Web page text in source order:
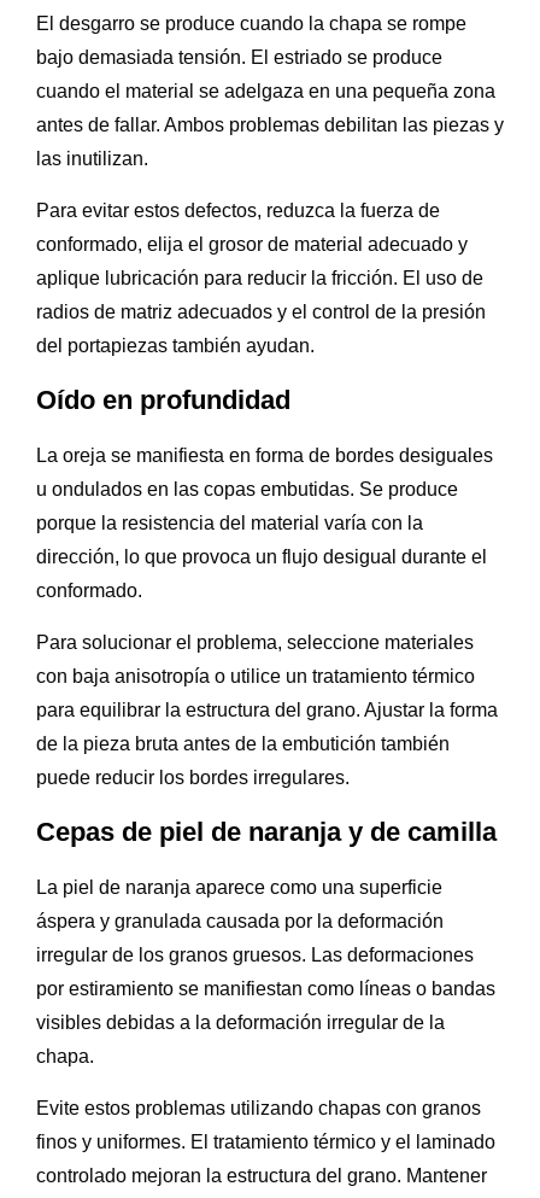
El desgarro se produce cuando la chapa se rompe
bajo demasiada tensión. El estriado se produce
cuando el material se adelgaza en una pequeña zona
antes de fallar. Ambos problemas debilitan las piezas y
las inutilizan.
Para evitar estos defectos, reduzca la fuerza de
conformado, elija el grosor de material adecuado y
aplique lubricación para reducir la fricción. El uso de
radios de matriz adecuados y el control de la presión
del portapiezas también ayudan.
Oído en profundidad
La oreja se manifiesta en forma de bordes desiguales
u ondulados en las copas embutidas. Se produce
porque la resistencia del material varía con la
dirección, lo que provoca un flujo desigual durante el
conformado.
Para solucionar el problema, seleccione materiales
con baja anisotropía o utilice un tratamiento térmico
para equilibrar la estructura del grano. Ajustar la forma
de la pieza bruta antes de la embutición también
puede reducir los bordes irregulares.
Cepas de piel de naranja y de camilla
La piel de naranja aparece como una superficie
áspera y granulada causada por la deformación
irregular de los granos gruesos. Las deformaciones
por estiramiento se manifiestan como líneas o bandas
visibles debidas a la deformación irregular de la
chapa.
Evite estos problemas utilizando chapas con granos
finos y uniformes. El tratamiento térmico y el laminado
controlado mejoran la estructura del grano. Mantener